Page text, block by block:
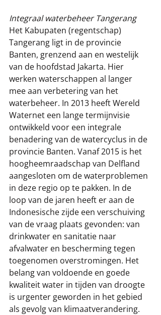
Integraal waterbeheer Tangerang
Het Kabupaten (regentschap)
Tangerang ligt in de provincie
Banten, grenzend aan en westelijk
van de hoofdstad Jakarta. Hier
werken waterschappen al langer
mee aan verbetering van het
waterbeheer. In 2013 heeft Wereld
Waternet een lange termijnvisie
ontwikkeld voor een integrale
benadering van de watercyclus in de
provincie Banten. Vanaf 2015 is het
hoogheemraadschap van Delfland
aangesloten om de waterproblemen
in deze regio op te pakken. In de
loop van de jaren heeft er aan de
Indonesische zijde een verschuiving
van de vraag plaats gevonden: van
drinkwater en sanitatie naar
afvalwater en bescherming tegen
toegenomen overstromingen. Het
belang van voldoende en goede
kwaliteit water in tijden van droogte
is urgenter geworden in het gebied
als gevolg van klimaatverandering.